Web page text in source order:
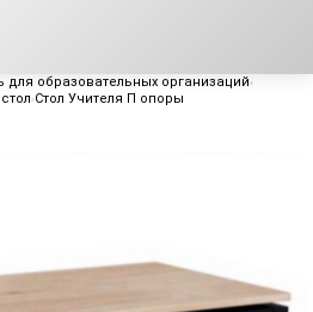
для образовательных организаций
Стол Учителя П опоры